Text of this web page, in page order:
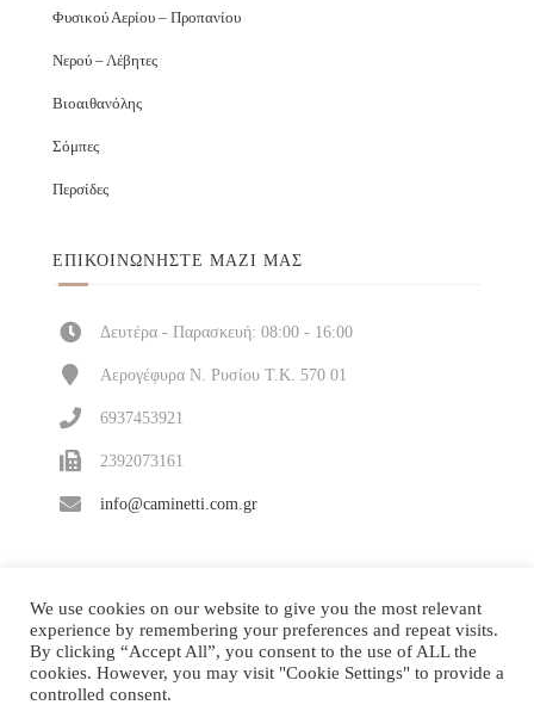
Φυσικού Αερίου – Προπανίου
Νερού – Λέβητες
Βιοαιθανόλης
Σόμπες
Περσίδες
ΕΠΙΚΟΙΝΩΝΉΣΤΕ ΜΑΖΊ ΜΑΣ
Δευτέρα - Παρασκευή: 08:00 - 16:00
Αερογέφυρα Ν. Ρυσίου Τ.Κ. 570 01
6937453921
2392073161
info@caminetti.com.gr
We use cookies on our website to give you the most relevant
experience by remembering your preferences and repeat visits.
By clicking “Accept All”, you consent to the use of ALL the
cookies. However, you may visit "Cookie Settings" to provide a
controlled consent.